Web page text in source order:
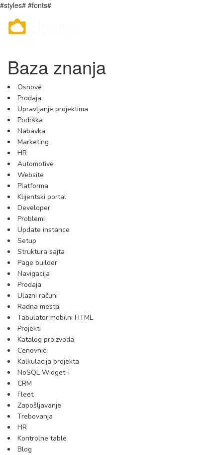
#styles# #fonts#
Baza znanja
Osnove
Prodaja
Upravljanje projektima
Podrška
Nabavka
Marketing
HR
Automotive
Website
Platforma
Klijentski portal
Developer
Problemi
Update instance
Setup
Struktura sajta
Page builder
Navigacija
Prodaja
Ulazni računi
Radna mesta
Tabulator mobilni HTML
Projekti
Katalog proizvoda
Cenovnici
Kalkulacija projekta
NoSQL Widget-i
CRM
Fleet
Zapošljavanje
Trebovanja
HR
Kontrolne table
Blog